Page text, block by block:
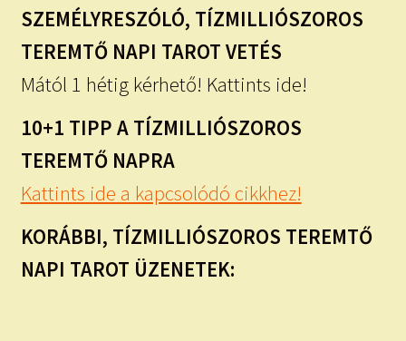
SZEMÉLYRESZÓLÓ, TÍZMILLIÓSZOROS
TEREMTŐ NAPI TAROT VETÉS
Mától 1 hétig kérhető! Kattints ide!
10+1 TIPP A TÍZMILLIÓSZOROS
TEREMTŐ NAPRA
Kattints ide a kapcsolódó cikkhez!
KORÁBBI, TÍZMILLIÓSZOROS TEREMTŐ
NAPI TAROT ÜZENETEK: